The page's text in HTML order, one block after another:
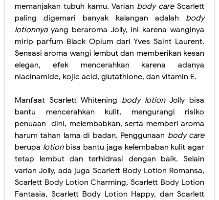
niacinamide, kojic acid, glutathione, dan vitamin E.
Manfaat Scarlett Whiteningbody lotionJolly bisa
bantu mencerahkan kulit, mengurangi risiko
penuaan dini, melembabkan, serta memberi aroma
harum tahan lama di badan. Penggunaan
body care
berupalotionbisa bantu jaga kelembaban kulit agar
varian Jolly, ada juga Scarlett Body Lotion Romansa,
Scarlett Body Lotion Charming, Scarlett Body Lotion
Fantasia, Scarlett Body Lotion Happy, dan Scarlett
Body Lotion Freshy.
Nah, itu dia 4 rekomendasi produkbody carelokal
yang bisa dijadikan sebagai produk perawatan kulit